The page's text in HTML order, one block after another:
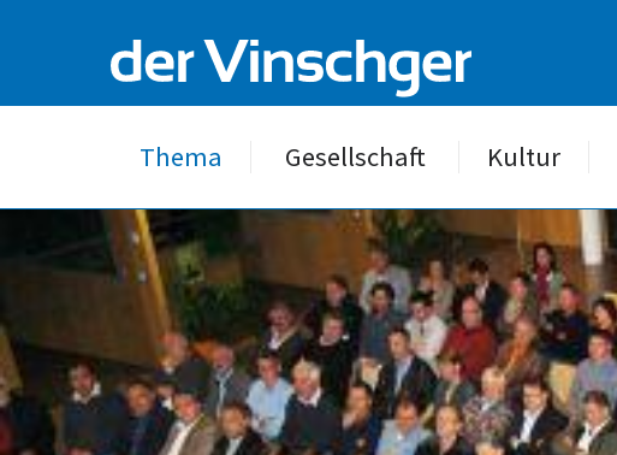
Thema Gesellschaft Kultur